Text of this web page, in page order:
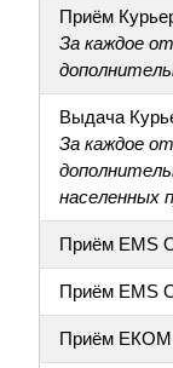
Приём
За каждое
Выдача
За каждое
населенных
Приём EMS
Приём EMS
Приём ЕКОМ